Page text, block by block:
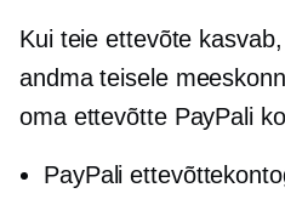
Kui teie ettevõte
andma teisele
oma ettevõtte PayPali
PayPali